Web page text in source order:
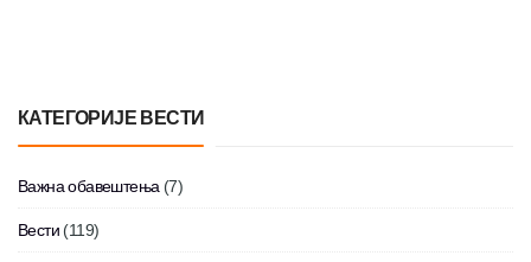
КАТЕГОРИЈЕ ВЕСТИ
Важна обавештења (7)
Вести (119)